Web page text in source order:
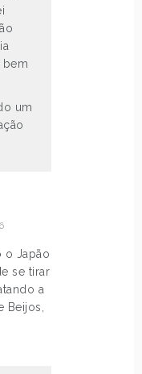
bem
um
o Japão
se tirar
a
Beijos,